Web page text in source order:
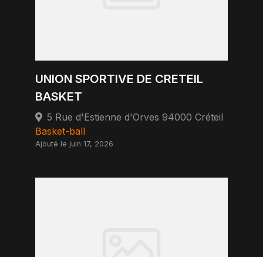
UNION SPORTIVE DE CRETEIL
BASKET
5 Rue d'Estienne d'Orves 94000 Créteil
Basket-ball
Ajouté le juin 17, 2026